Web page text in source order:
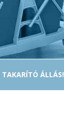
TAKARÍTÓ ÁLLÁS!